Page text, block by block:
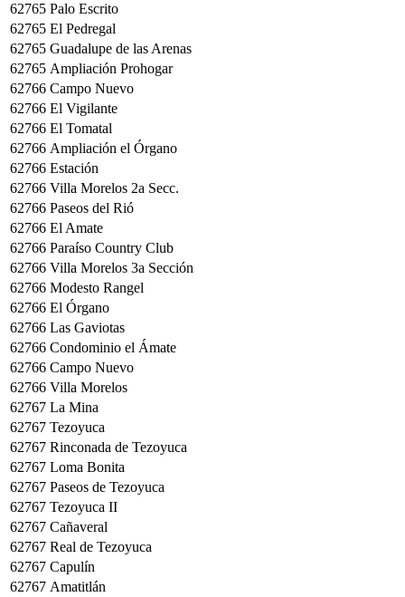
62765 Palo Escrito
62765 El Pedregal
62765 Guadalupe de las Arenas
62765 Ampliación Prohogar
62766 Campo Nuevo
62766 El Vigilante
62766 El Tomatal
62766 Ampliación el Órgano
62766 Estación
62766 Villa Morelos 2a Secc.
62766 Paseos del Rió
62766 El Amate
62766 Paraíso Country Club
62766 Villa Morelos 3a Sección
62766 Modesto Rangel
62766 El Órgano
62766 Las Gaviotas
62766 Condominio el Ámate
62766 Campo Nuevo
62766 Villa Morelos
62767 La Mina
62767 Tezoyuca
62767 Rinconada de Tezoyuca
62767 Loma Bonita
62767 Paseos de Tezoyuca
62767 Tezoyuca II
62767 Cañaveral
62767 Real de Tezoyuca
62767 Capulín
62767 Amatitlán